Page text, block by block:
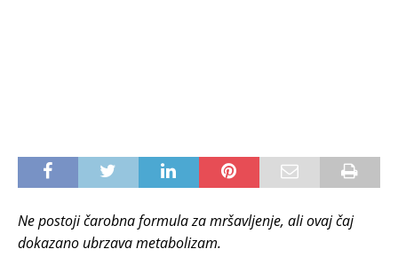
Ne postoji čarobna formula za mršavljenje, ali ovaj čaj
dokazano ubrzava metabolizam.